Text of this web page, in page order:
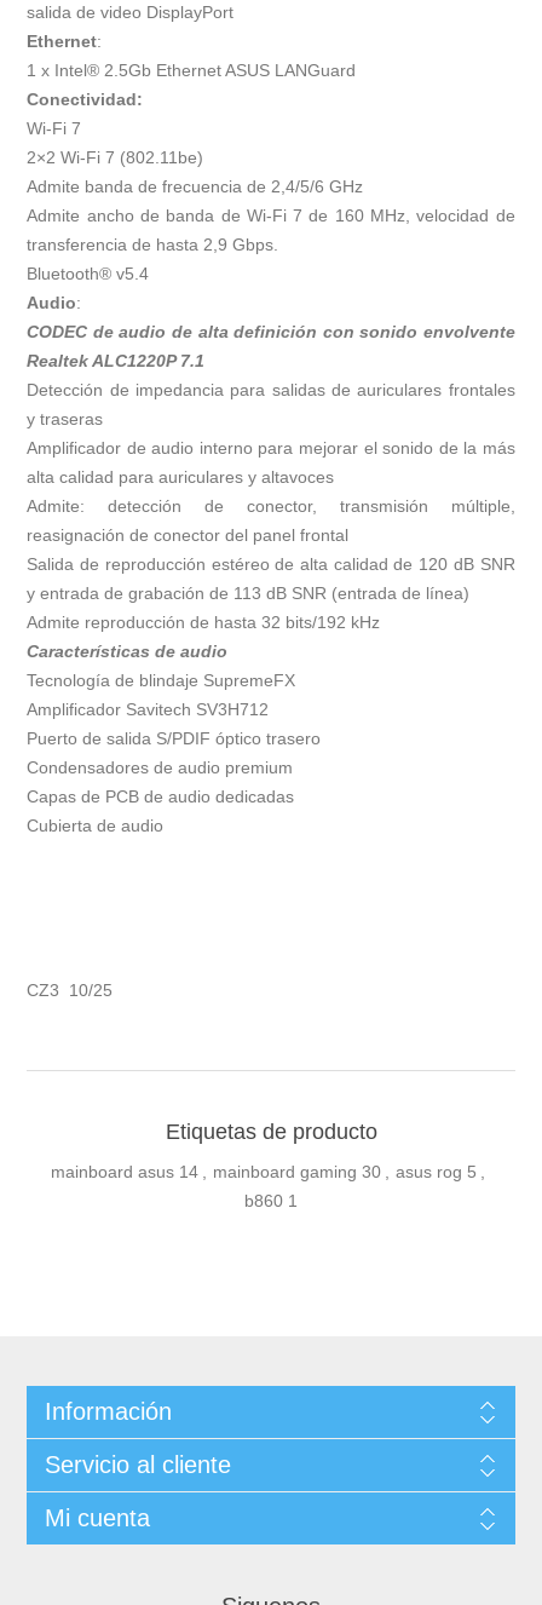
salida de video DisplayPort
Ethernet:
1 x Intel® 2.5Gb Ethernet ASUS LANGuard
Conectividad:
Wi-Fi 7
2×2 Wi-Fi 7 (802.11be)
Admite banda de frecuencia de 2,4/5/6 GHz
Admite ancho de banda de Wi-Fi 7 de 160 MHz, velocidad de
transferencia de hasta 2,9 Gbps.
Bluetooth® v5.4
Audio:
CODEC de audio de alta definición con sonido envolvente
Realtek ALC1220P 7.1
Detección de impedancia para salidas de auriculares frontales
y traseras
Amplificador de audio interno para mejorar el sonido de la más
alta calidad para auriculares y altavoces
Admite: detección de conector, transmisión múltiple,
reasignación de conector del panel frontal
Salida de reproducción estéreo de alta calidad de 120 dB SNR
y entrada de grabación de 113 dB SNR (entrada de línea)
Admite reproducción de hasta 32 bits/192 kHz
Características de audio
Tecnología de blindaje SupremeFX
Amplificador Savitech SV3H712
Puerto de salida S/PDIF óptico trasero
Condensadores de audio premium
Capas de PCB de audio dedicadas
Cubierta de audio
CZ3 10/25
Etiquetas de producto
mainboard asus 14 , mainboard gaming 30 , asus rog 5 ,
b860 1
Información
Servicio al cliente
Mi cuenta